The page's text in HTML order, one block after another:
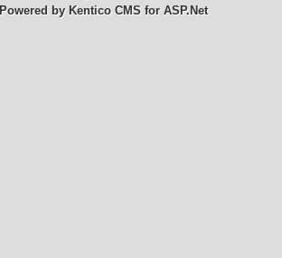
Powered by Kentico CMS for ASP.Net